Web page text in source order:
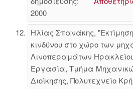
2000
Ηλίας Σπανάκης,
κινδύνου στο χώρο των
Λινοπεραμάτων
Εργασία, Τμήμα
Διοίκησης, Πολυτεχνείο